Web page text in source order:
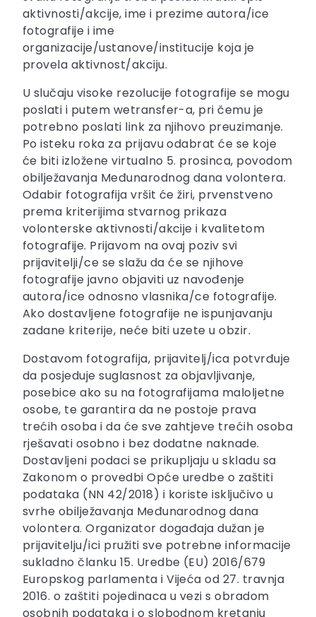
aktivnosti/akcije, ime i prezime autora/ice
fotografije i ime
organizacije/ustanove/institucije koja je
provela aktivnost/akciju.
U slučaju visoke rezolucije fotografije se mogu
poslati i putem wetransfer-a, pri čemu je
potrebno poslati link za njihovo preuzimanje.
Po isteku roka za prijavu odabrat će se koje
će biti izložene virtualno 5. prosinca, povodom
obilježavanja Međunarodnog dana volontera.
Odabir fotografija vršit će žiri, prvenstveno
prema kriterijima stvarnog prikaza
volonterske aktivnosti/akcije i kvalitetom
fotografije. Prijavom na ovaj poziv svi
prijavitelji/ce se slažu da će se njihove
fotografije javno objaviti uz navođenje
autora/ice odnosno vlasnika/ce fotografije.
Ako dostavljene fotografije ne ispunjavanju
zadane kriterije, neće biti uzete u obzir.
Dostavom fotografija, prijavitelj/ica potvrđuje
da posjeduje suglasnost za objavljivanje,
posebice ako su na fotografijama maloljetne
osobe, te garantira da ne postoje prava
trećih osoba i da će sve zahtjeve trećih osoba
rješavati osobno i bez dodatne naknade.
Dostavljeni podaci se prikupljaju u skladu sa
Zakonom o provedbi Opće uredbe o zaštiti
podataka (NN 42/2018) i koriste isključivo u
svrhe obilježavanja Međunarodnog dana
volontera. Organizator događaja dužan je
prijavitelju/ici pružiti sve potrebne informacije
sukladno članku 15. Uredbe (EU) 2016/679
Europskog parlamenta i Vijeća od 27. travnja
2016. o zaštiti pojedinaca u vezi s obradom
osobnih podataka i o slobodnom kretanju